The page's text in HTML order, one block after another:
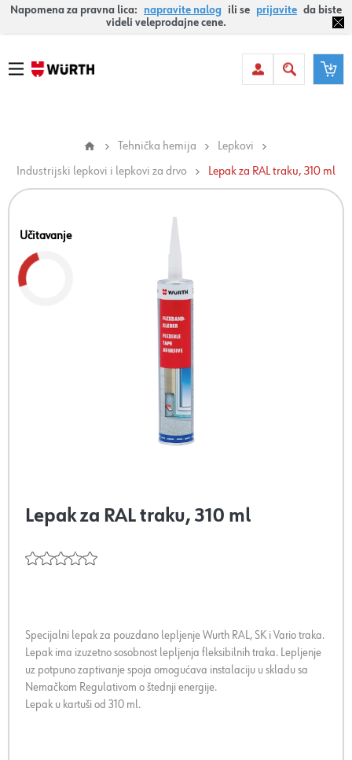
Napomena za pravna lica: napravite nalog ili se prijavite da biste
videli veleprodajne cene.
Tehnička hemija
Lepkovi
Industrijski lepkovi i lepkovi za drvo
Lepak za RAL traku, 310 ml
Učitavanje
Lepak za RAL traku, 310 ml
Specijalni lepak za pouzdano lepljenje Wurth RAL, SK i Vario traka.
Lepak ima izuzetno sosobnost lepljenja fleksibilnih traka. Lepljenje
uz potpuno zaptivanje spoja omogućava instalaciju u skladu sa
Nemačkom Regulativom o štednji energije.
Lepak u kartuši od 310 ml.